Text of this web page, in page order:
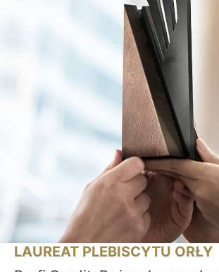
LAUREAT PLEBISCYTU ORŁY